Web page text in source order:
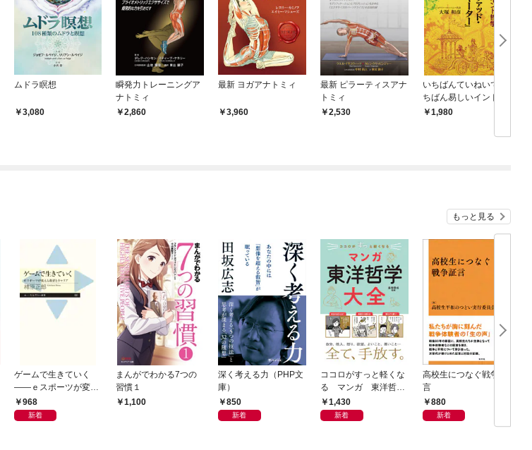
ムドラ瞑想
3,080
瞬発力トレーニングア
ナトミィ
2,860
最新 ヨガアナトミィ
3,960
最新 ピラーティスアナ
トミィ
2,530
いちばんていねいでい
ちばん易しいインド哲
学 超入門『バガヴァ
1,980
もっと見る
ゲームで生きていく
――ｅスポーツが変え
る教育とキャリア
968
新着
まんがでわかる7つの
習慣１
1,100
深く考える力（PHP文
庫）
850
新着
ココロがすっと軽くな
る マンガ 東洋哲学
大全1,430
新着
高校生につなぐ戦争証
言
880
新着